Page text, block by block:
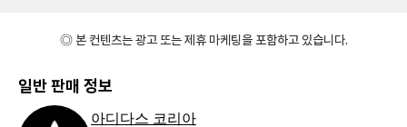
◎ 본 컨텐츠는 광고 또는 제휴 마케팅을 포함하고 있습니다.
일반 판매 정보
아디다스 코리아